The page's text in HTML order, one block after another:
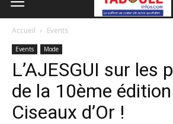
Accueil Events
Events Mode
L’AJESGUI sur les
de la 10ème
Ciseaux d’Or !